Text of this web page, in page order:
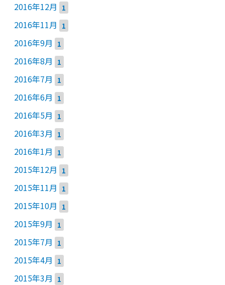
2016年12月 1
2016年11月 1
2016年9月 1
2016年8月 1
2016年7月 1
2016年6月 1
2016年5月 1
2016年3月 1
2016年1月 1
2015年12月 1
2015年11月 1
2015年10月 1
2015年9月 1
2015年7月 1
2015年4月 1
2015年3月 1